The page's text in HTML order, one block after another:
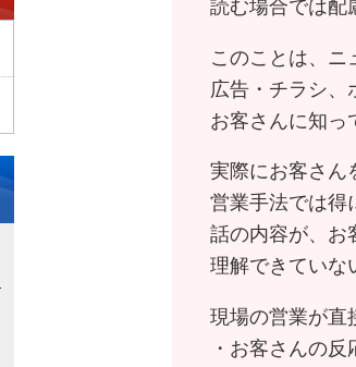
読む場合では配
このことは、ニ
広告・チラシ、
お客さんに知っ
実際にお客さん
営業手法では得
話の内容が、お
理解できていな
現場の営業が直
・お客さんの